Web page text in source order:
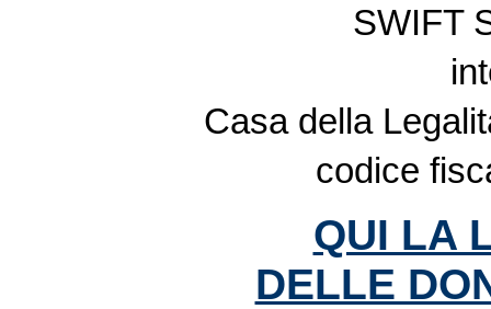
SWIFT
Casa della
codice
QUI LA
DELLE